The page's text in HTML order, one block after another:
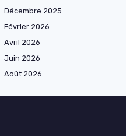
Décembre 2025
Février 2026
Avril 2026
Juin 2026
Août 2026